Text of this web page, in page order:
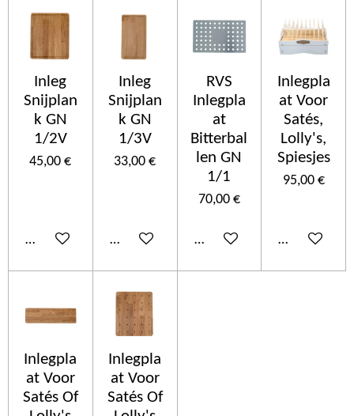
Inleg
Snijplan
k GN
1/2V
45,00 €
Añadir al carrito
Inleg
Snijplan
k GN
1/3V
33,00 €
Añadir al carrito
RVS
Inlegpla
at
Bitterbal
len GN
1/1
70,00 €
Añadir al carrito
Inlegpla
at Voor
Satés,
Lolly's,
Spiesjes
95,00 €
Añadir al
Inlegpla
at Voor
Satés Of
Inlegpla
at Voor
Satés Of